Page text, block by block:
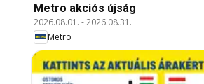
Metro akciós újság
2026.08.01. -2026.08.31.
Metro